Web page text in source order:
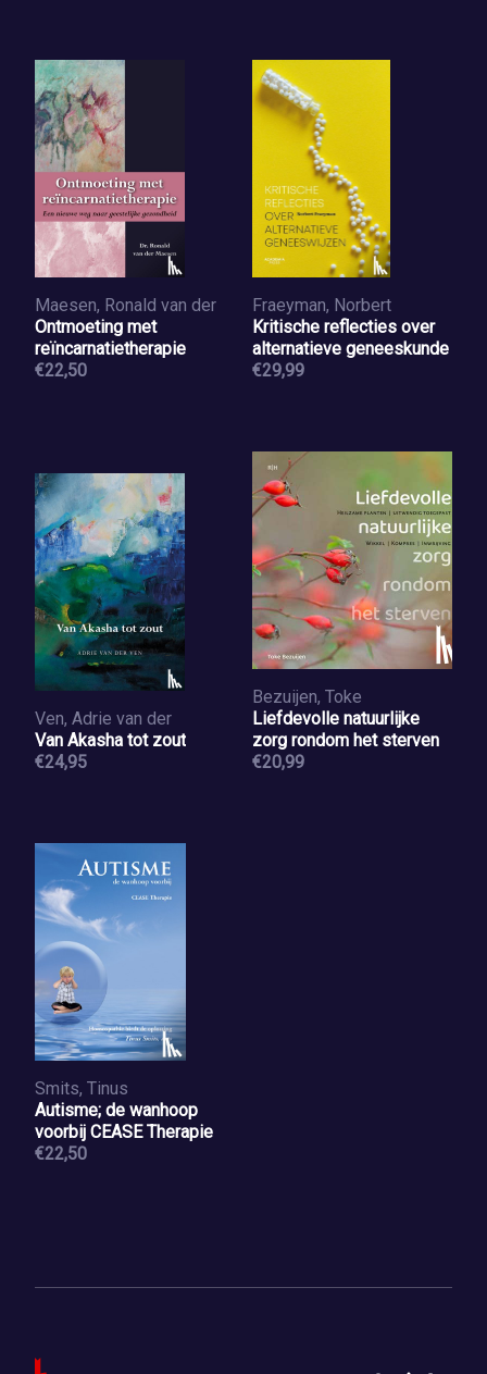
Maesen, Ronald van der
Ontmoeting met
reïncarnatietherapie
€22,50
Fraeyman, Norbert
Kritische reflecties over
alternatieve geneeskunde
€29,99
Ven, Adrie van der
Van Akasha tot zout
€24,95
Bezuijen, Toke
Liefdevolle natuurlijke
zorg rondom het sterven
€20,99
Smits, Tinus
Autisme; de wanhoop
voorbij CEASE Therapie
€22,50